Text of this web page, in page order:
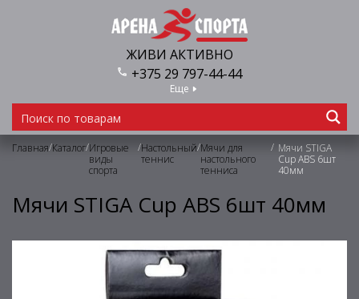
ЖИВИ АКТИВНО
+375 29 797-44-44
Еще
Главная/Каталог/Игровые
виды
спорта
/Настольный
теннис
/Мячи для
настольного
тенниса
/ Мячи STIGA
Cup ABS 6шт
40мм
Мячи STIGA Cup ABS 6шт 40мм